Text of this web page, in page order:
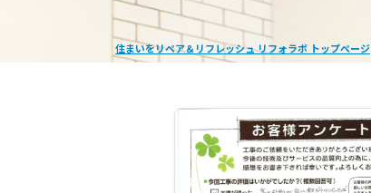
住まいをリペア＆リフレッシュ リフォラボ トップページ